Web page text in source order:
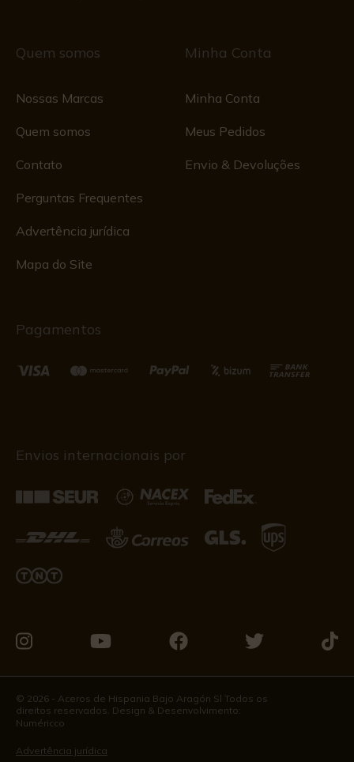
Quem somos
Nossas Marcas
Quem somos
Contato
Perguntas Frequentes
Advertência jurídica
Mapa do Site
Minha Conta
Minha Conta
Meus Pedidos
Envio & Devoluções
Pagamentos
Envios internacionais por
nos
no
Instagram
nos
no
Youtube
nos
no
Facebook
nos
no
nos
© 2026 - Aceros de Hispania Bajo Aragón Sl Todos os
direitos reservados. Design & Desenvolvimento:
Numéricco
Advertência jurídica